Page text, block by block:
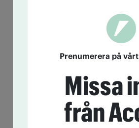
Prenumerera på
Missa
från